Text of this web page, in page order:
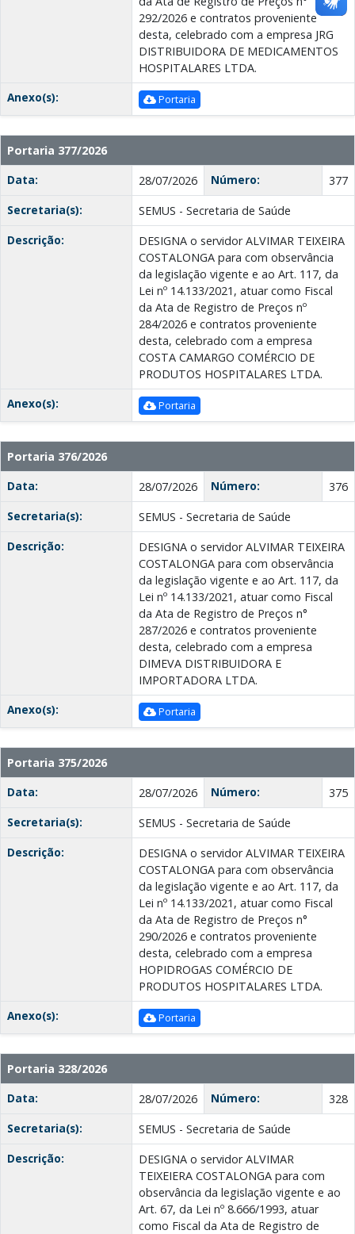
292/2026 e contratos proveniente
desta, celebrado com a empresa JRG
DISTRIBUIDORA DE MEDICAMENTOS
HOSPITALARES LTDA.
Anexo(s):
Portaria
Portaria 377/2026
Data:
28/07/2026 Número:
377
Secretaria(s):
SEMUS - Secretaria de Saúde
Descrição:
DESIGNA o servidor ALVIMAR TEIXEIRA
COSTALONGA para com observância
da legislação vigente e ao Art. 117, da
Lei nº 14.133/2021, atuar como Fiscal
da Ata de Registro de Preços nº
284/2026 e contratos proveniente
desta, celebrado com a empresa
COSTA CAMARGO COMÉRCIO DE
PRODUTOS HOSPITALARES LTDA.
Anexo(s):
Portaria
Portaria 376/2026
Data:
28/07/2026 Número:
376
Secretaria(s):
SEMUS - Secretaria de Saúde
Descrição:
DESIGNA o servidor ALVIMAR TEIXEIRA
COSTALONGA para com observância
da legislação vigente e ao Art. 117, da
Lei nº 14.133/2021, atuar como Fiscal
da Ata de Registro de Preços n°
287/2026 e contratos proveniente
desta, celebrado com a empresa
DIMEVA DISTRIBUIDORA E
IMPORTADORA LTDA.
Anexo(s):
Portaria
Portaria 375/2026
Data:
28/07/2026 Número:
375
Secretaria(s):
SEMUS - Secretaria de Saúde
Descrição:
DESIGNA o servidor ALVIMAR TEIXEIRA
COSTALONGA para com observância
da legislação vigente e ao Art. 117, da
Lei nº 14.133/2021, atuar como Fiscal
da Ata de Registro de Preços n°
290/2026 e contratos proveniente
desta, celebrado com a empresa
HOPIDROGAS COMÉRCIO DE
PRODUTOS HOSPITALARES LTDA.
Anexo(s):
Portaria
Portaria 328/2026
Data:
28/07/2026 Número:
328
Secretaria(s):
SEMUS - Secretaria de Saúde
Descrição:
DESIGNA o servidor ALVIMAR
TEIXEIERA COSTALONGA para com
observância da legislação vigente e ao
Art. 67, da Lei nº 8.666/1993, atuar
como Fiscal da Ata de Registro de